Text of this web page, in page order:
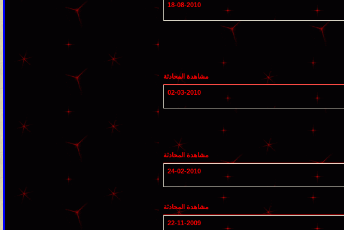
18-08-2010
مشاهدة المحادثة
02-03-2010
مشاهدة المحادثة
24-02-2010
مشاهدة المحادثة
22-11-2009